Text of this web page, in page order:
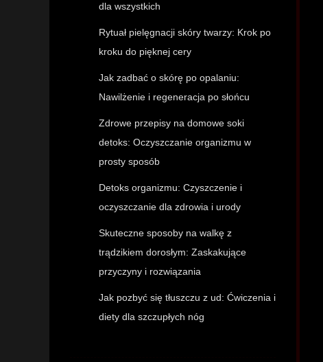
dla wszystkich
Rytuał pielęgnacji skóry twarzy: Krok po
kroku do pięknej cery
Jak zadbać o skórę po opalaniu:
Nawilżenie i regeneracja po słońcu
Zdrowe przepisy na domowe soki
detoks: Oczyszczanie organizmu w
prosty sposób
Detoks organizmu: Czyszczenie i
oczyszczanie dla zdrowia i urody
Skuteczne sposoby na walkę z
trądzikiem dorosłym: Zaskakujące
przyczyny i rozwiązania
Jak pozbyć się tłuszczu z ud: Ćwiczenia i
diety dla szczupłych nóg